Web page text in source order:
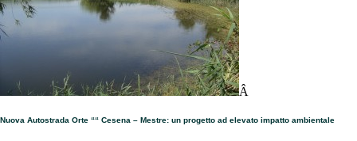
Â
Nuova Autostrada Orte ““ Cesena – Mestre: un progetto ad elevato impatto ambientale